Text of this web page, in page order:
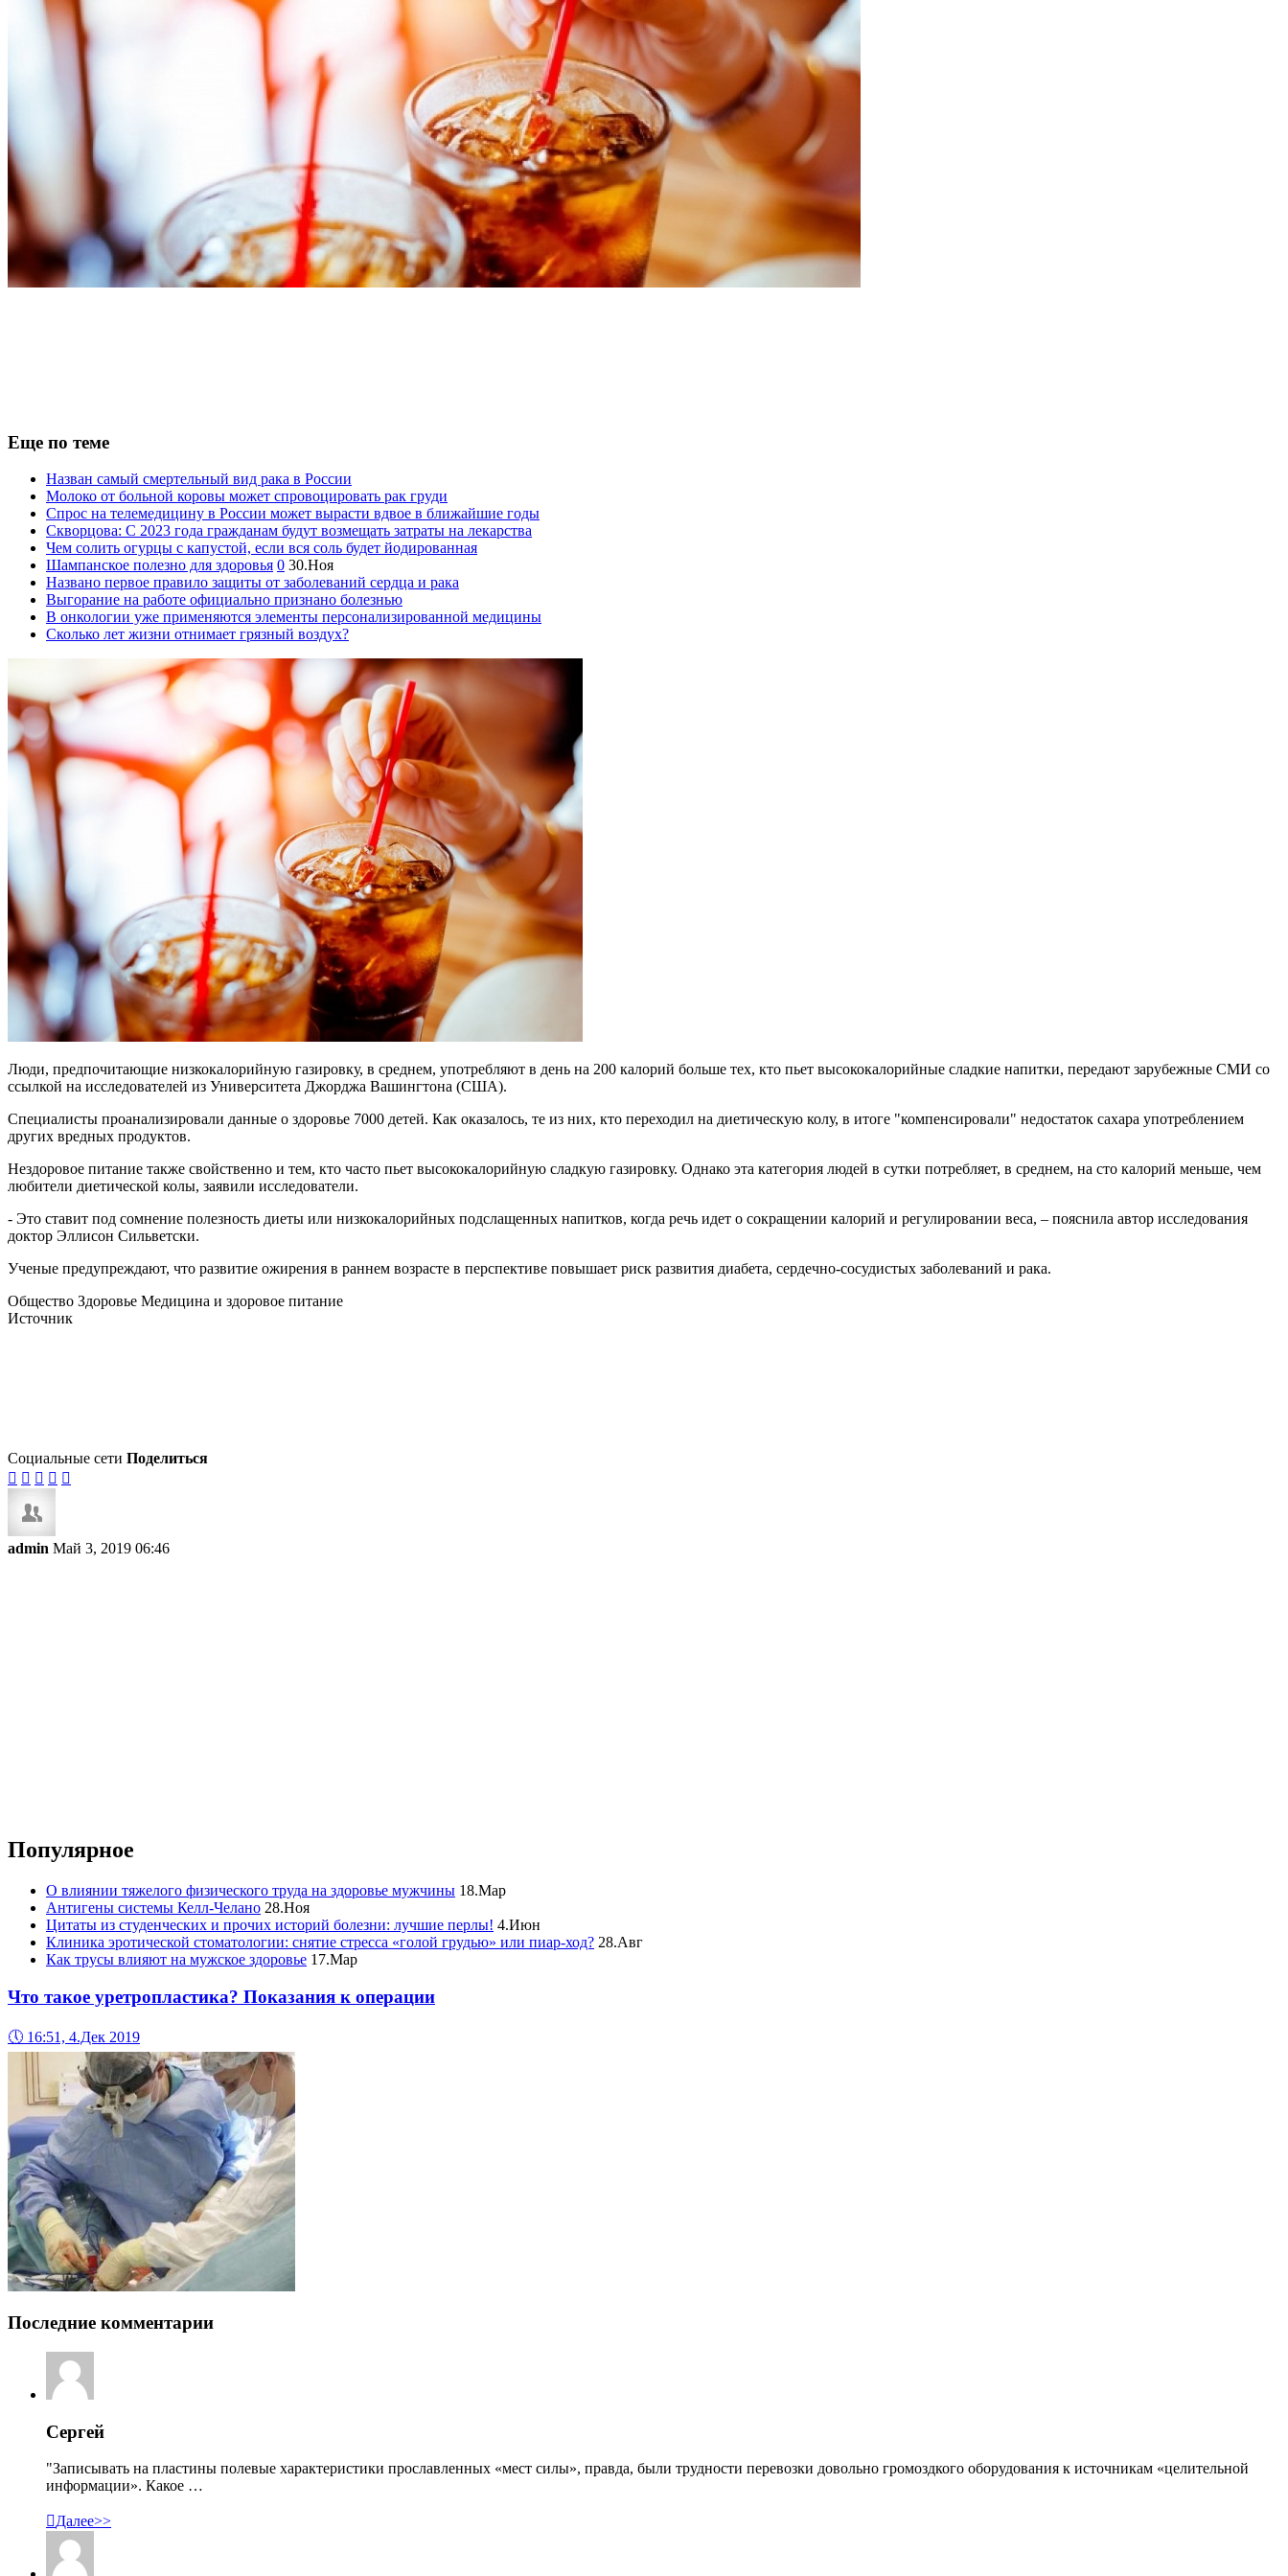
Еще по теме
Назван самый смертельный вид рака в России
Молоко от больной коровы может спровоцировать рак груди
Спрос на телемедицину в России может вырасти вдвое в ближайшие годы
Скворцова: С 2023 года гражданам будут возмещать затраты на лекарства
Чем солить огурцы с капустой, если вся соль будет йодированная
Шампанское полезно для здоровья 0 30.Ноя
Названо первое правило защиты от заболеваний сердца и рака
Выгорание на работе официально признано болезнью
В онкологии уже применяются элементы персонализированной медицины
Сколько лет жизни отнимает грязный воздух?
Люди, предпочитающие низкокалорийную газировку, в среднем, употребляют в день на 200 калорий больше тех, кто пьет высококалорийные сладкие напитки, передают зарубежные СМИ со
ссылкой на исследователей из Университета Джорджа Вашингтона (США).
Специалисты проанализировали данные о здоровье 7000 детей. Как оказалось, те из них, кто переходил на диетическую колу, в итоге "компенсировали" недостаток сахара употреблением
других вредных продуктов.
Нездоровое питание также свойственно и тем, кто часто пьет высококалорийную сладкую газировку. Однако эта категория людей в сутки потребляет, в среднем, на сто калорий меньше, чем
любители диетической колы, заявили исследователи.
- Это ставит под сомнение полезность диеты или низкокалорийных подслащенных напитков, когда речь идет о сокращении калорий и регулировании веса, – пояснила автор исследования
доктор Эллисон Сильветски.
Ученые предупреждают, что развитие ожирения в раннем возрасте в перспективе повышает риск развития диабета, сердечно-сосудистых заболеваний и рака.
Общество Здоровье Медицина и здоровое питание
Источник
Социальные сети Поделиться
    
admin Май 3, 2019 06:46
Популярное
О влиянии тяжелого физического труда на здоровье мужчины 18.Мар
Антигены системы Келл-Челано 28.Ноя
Цитаты из студенческих и прочих историй болезни: лучшие перлы! 4.Июн
Клиника эротической стоматологии: снятие стресса «голой грудью» или пиар-ход? 28.Авг
Как трусы влияют на мужское здоровье 17.Мар
Что такое уретропластика? Показания к операции
🕔 16:51, 4.Дек 2019
Последние комментарии
Сергей
"Записывать на пластины полевые характеристики прославленных «мест силы», правда, были трудности перевозки довольно громоздкого оборудования к источникам «целительной
информации». Какое …
Далее>>